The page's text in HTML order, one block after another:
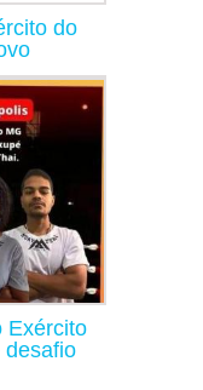
do
Exército
desafio